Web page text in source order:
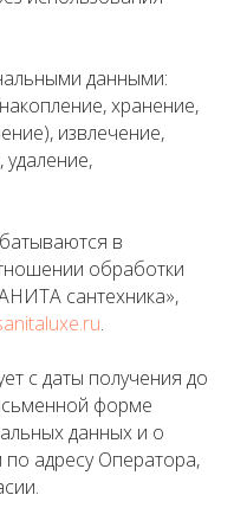
данными:
хранение,
извлечение,
в
обработки
сантехника»,
.
с даты получения до
форме
данных и о
адресу Оператора,